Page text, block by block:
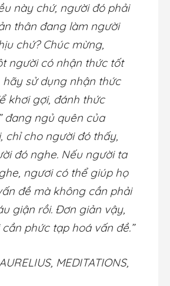
này chứ, người đó phải
thân đang làm người
chứ? Chúc mừng,
người có nhận thức tốt
hãy sử dụng nhận thức
khơi gợi, đánh thức
đang ngủ quên của
chỉ cho người đó thấy,
đó nghe. Nếu người ta
ngươi có thể giúp họ
đề mà không cần phải
giận rồi. Đơn giản vậy,
phức tạp hoá vấn đề.”
MEDITATIONS,